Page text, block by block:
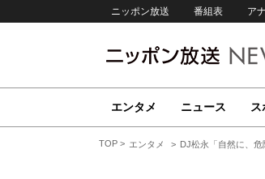
ニッポン放送 番組表 ア
エンタメ ニュース ス
TOP エンタメ DJ松永「自然に、危